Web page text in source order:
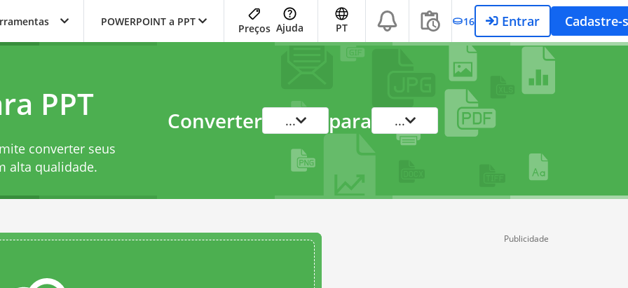
POWERPOINT a PPT
Preços Ajuda PT 16 Entrar Cadastre-
PPT
converter seus
alta qualidade.
Converter ... para ...
Publicidade